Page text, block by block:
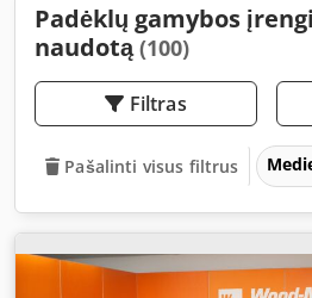
Padėklų gamybos
naudotą(100)
Filtras
Pašalinti visus filtrus